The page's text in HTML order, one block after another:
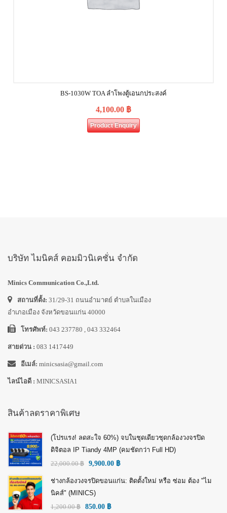
BS-1030W TOA ลำโพงตู้เอนกประสงค์
4,100.00 ฿
Product Enquiry
บริษัท ไมนิคส์ คอมมิวนิเคชั่น จำกัด
Minics Communication Co.,Ltd.
สถานที่ตั้ง: 31/29-31 ถนนอำมาตย์ ตำบลในเมือง
อำเภอเมือง จังหวัดขอนแก่น 40000
โทรศัพท์: 043 237780 , 043 332464
สายด่วน : 083 1417449
อีเมล์: minicsasia@gmail.com
ไลน์ไอดี : MINICSASIA1
สินค้าลดราคาพิเศษ
(โปรแรง! ลดสะใจ 60%) จบในชุดเดียวชุดกล้องวงจรปิด
ดิจิตอล IP Tiandy 4MP (คมชัดกว่า Full HD)
22,000.00฿ 9,900.00 ฿
ช่างกล้องวงจรปิดขอนแก่น: ติดตั้งใหม่ หรือ ซ่อม ต้อง "ไม
นิคส์" (MINICS)
1,200.00฿ 850.00 ฿